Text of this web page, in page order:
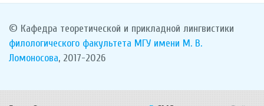
© Кафедра теоретической и прикладной лингвистики
филологического факультета МГУ имени М. В.
Ломоносова, 2017-2026